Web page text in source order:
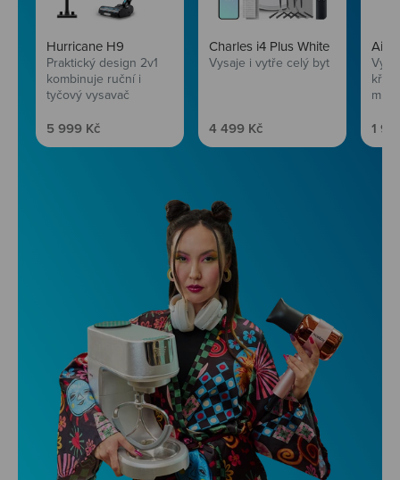
Hurricane H9
Praktický design 2v1
kombinuje ruční i
tyčový vysavač
Prodejní cena
5 999 Kč
Charles i4 Plus White
Vysaje i vytře celý byt
Prodejní cena
4 499 Kč 1
Niceboy ONE Ultra
Hlídá ti zdraví, spánek i pohyb a ještě k
tomu platí.